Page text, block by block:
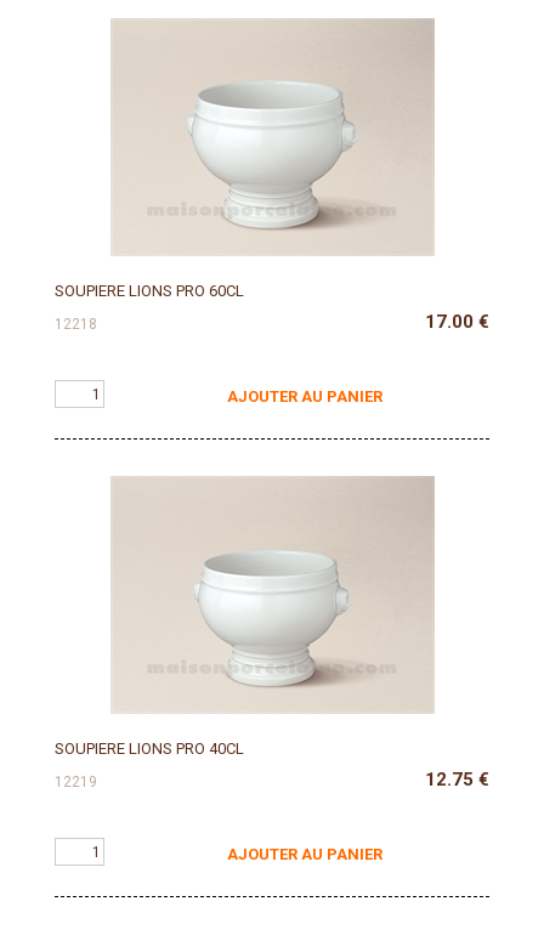
SOUPIERE LIONS PRO 60CL
12218 17.00 €
AJOUTER AU PANIER
SOUPIERE LIONS PRO 40CL
12219 12.75 €
AJOUTER AU PANIER